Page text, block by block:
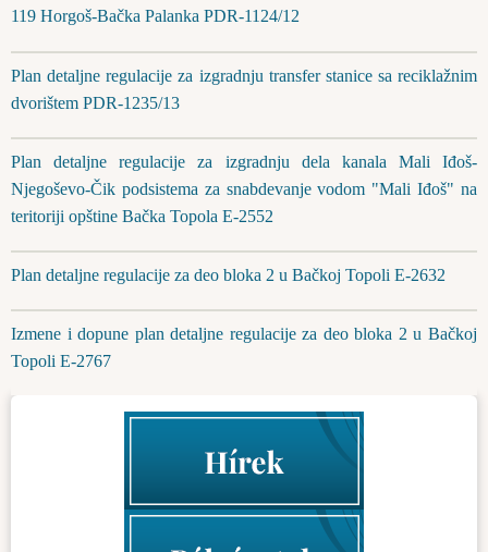
119 Horgoš-Bačka Palanka PDR-1124/12
Plan detaljne regulacije za izgradnju transfer stanice sa reciklažnim
dvorištem PDR-1235/13
Plan detaljne regulacije za izgradnju dela kanala Mali Iđoš-
Njegoševo-Čik podsistema za snabdevanje vodom "Mali Iđoš" na
teritoriji opštine Bačka Topola E-2552
Plan detaljne regulacije za deo bloka 2 u Bačkoj Topoli E-2632
Izmene i dopune plan detaljne regulacije za deo bloka 2 u Bačkoj
Topoli E-2767